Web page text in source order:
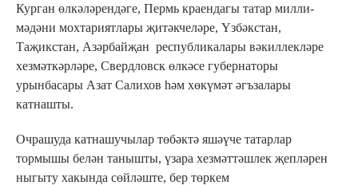
Курган өлкәләрендәге, Пермь краендагы татар милли-
мәдәни мохтариятлары җитәкчеләре, Үзбәкстан,
Таҗикстан, Азәрбайҗан республикалары вәкиллекләре
хезмәткәрләре, Свердловск өлкәсе губернаторы
урынбасары Азат Салихов һәм хөкүмәт әгъзалары
катнашты.
Очрашуда катнашучылар төбәктә яшәүче татарлар
тормышы белән танышты, үзара хезмәттәшлек җепләрен
ныгыту хакында сөйләште, бер төркем